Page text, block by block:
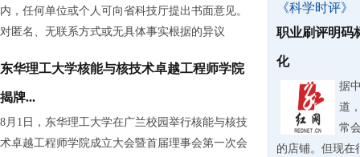
内，任何单位或个人可向省科技厅提出书面意见。
对匿名、无联系方式或无具体事实根据的异议
东华理工大学核能与核技术卓越工程师学院
揭牌...
8月1日，东华理工大学在广兰校园举行核能与核技
术卓越工程师学院成立大会暨首届理事会第一次会
《科学时评》
职业刷评明码
化
据
道
常
的店铺。但现在